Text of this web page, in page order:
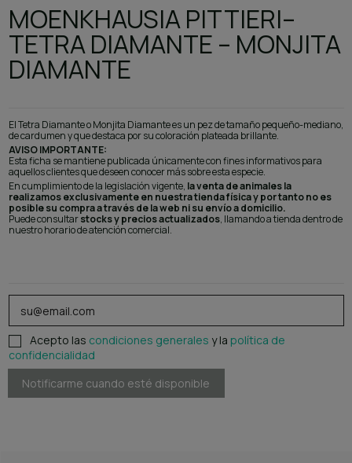
MOENKHAUSIA PITTIERI–
TETRA DIAMANTE – MONJITA
DIAMANTE
El Tetra Diamante o Monjita Diamante es un pez de tamaño pequeño-mediano,
de cardumen y que destaca por su coloración plateada brillante.
AVISO IMPORTANTE:
Esta ficha se mantiene publicada únicamente con fines informativos para
aquellos clientes que deseen conocer más sobre esta especie.
En cumplimiento de la legislación vigente, la venta de animales la
realizamos exclusivamente en nuestra tienda física y por tanto no es
posible su compra a través de la web ni su envío a domicilio.
Puede consultarstocks y precios actualizados, llamando a tienda dentro de
nuestro horario de atención comercial.
Acepto las condiciones generales y la política de
confidencialidad